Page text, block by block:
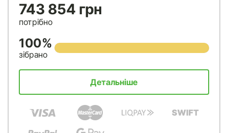
743 854 грн
потрібно
100%
зібрано
Детальніше